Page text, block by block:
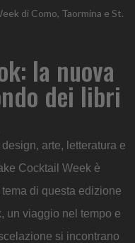
di Como, Taormina e St.
la nuova
dei libri
arte, letteratura e
Cocktail Week è
di questa edizione
un viaggio nel tempo e
si incontrano